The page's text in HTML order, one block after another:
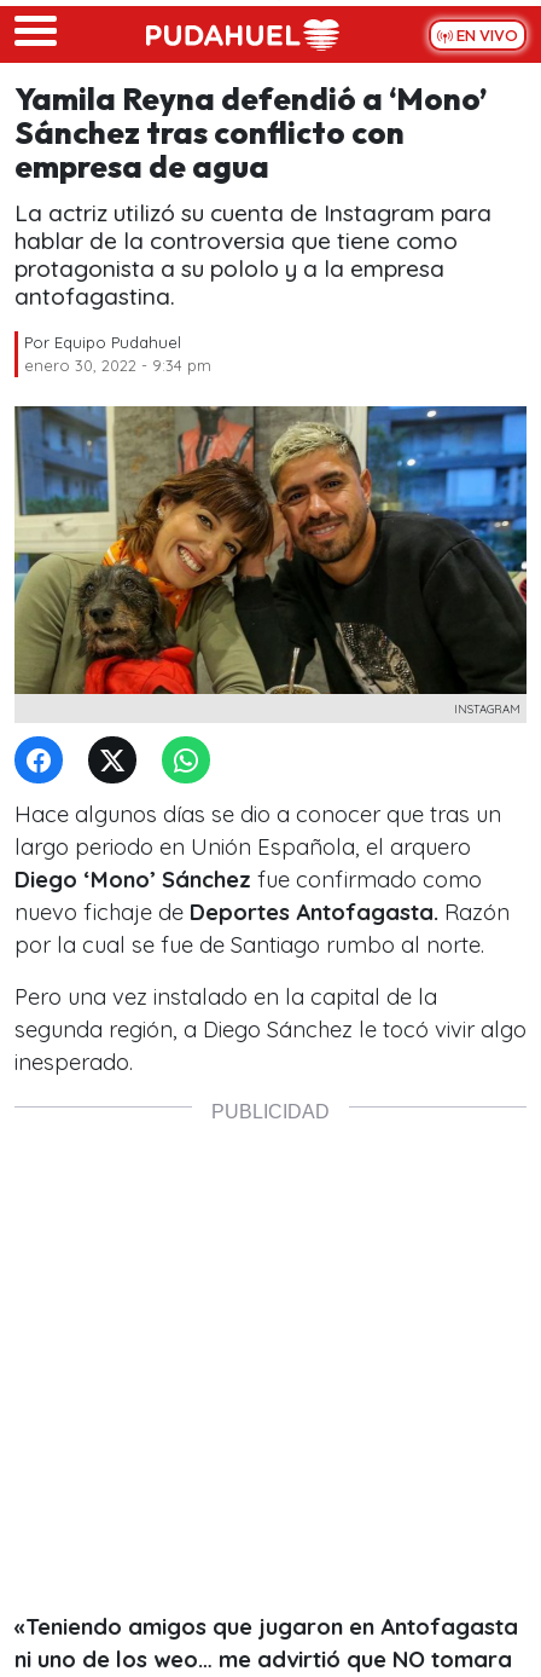
Skip to main content
EN VIVO
Yamila Reyna defendió a ‘Mono’
Sánchez tras conflicto con
empresa de agua
La actriz utilizó su cuenta de Instagram para
hablar de la controversia que tiene como
protagonista a su pololo y a la empresa
antofagastina.
Por Equipo Pudahuel
enero 30, 2022 - 9:34 pm
INSTAGRAM
Hace algunos días se dio a conocer que tras un
largo periodo en Unión Española, el arquero
Diego ‘Mono’ Sánchez fue confirmado como
nuevo fichaje de Deportes Antofagasta. Razón
por la cual se fue de Santiago rumbo al norte.
Pero una vez instalado en la capital de la
segunda región, a Diego Sánchez le tocó vivir algo
inesperado.
«Teniendo amigos que jugaron en Antofagasta
ni uno de los weo… me advirtió que NO tomara